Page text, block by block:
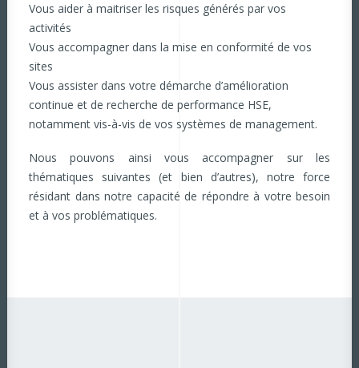
Vous aider à maitriser les risques générés par vos
activités
Vous accompagner dans la mise en conformité de vos
sites
Vous assister dans votre démarche d’amélioration
continue et de recherche de performance HSE,
notamment vis-à-vis de vos systèmes de management.
Nous pouvons ainsi vous accompagner sur les
thématiques suivantes (et bien d’autres), notre force
résidant dans notre capacité de répondre à votre besoin
et à vos problématiques.